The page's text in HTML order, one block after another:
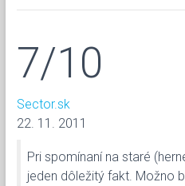
7/10
Sector.sk
22. 11. 2011
Pri spomínaní na staré
jeden dôležitý fakt. Možno